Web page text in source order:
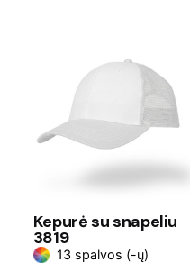
Kepurė su snapeliu
3819
13 spalvos (-ų)